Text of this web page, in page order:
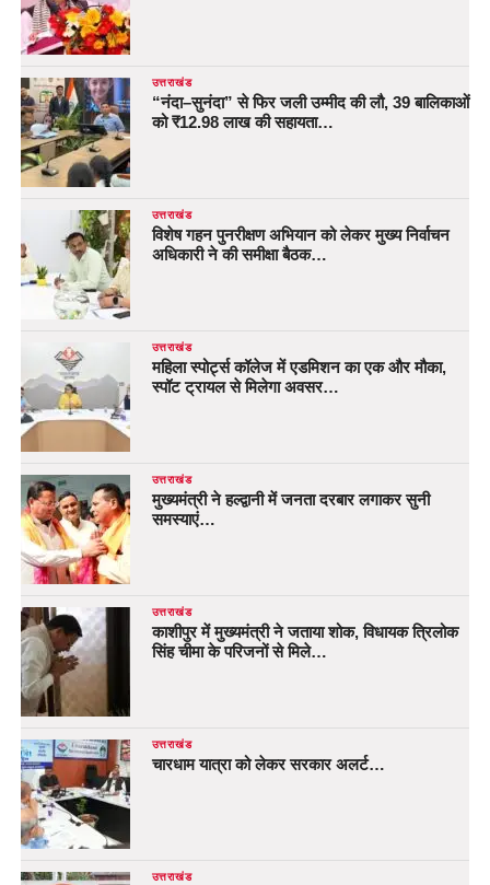
उत्तराखंड
“नंदा–सुनंदा” से फिर जली उम्मीद की लौ, 39 बालिकाओं
को ₹12.98 लाख की सहायता…
उत्तराखंड
विशेष गहन पुनरीक्षण अभियान को लेकर मुख्य निर्वाचन
अधिकारी ने की समीक्षा बैठक…
उत्तराखंड
महिला स्पोर्ट्स कॉलेज में एडमिशन का एक और मौका,
स्पॉट ट्रायल से मिलेगा अवसर…
उत्तराखंड
मुख्यमंत्री ने हल्द्वानी में जनता दरबार लगाकर सुनी
समस्याएं…
उत्तराखंड
काशीपुर में मुख्यमंत्री ने जताया शोक, विधायक त्रिलोक
सिंह चीमा के परिजनों से मिले…
उत्तराखंड
चारधाम यात्रा को लेकर सरकार अलर्ट…
उत्तराखंड